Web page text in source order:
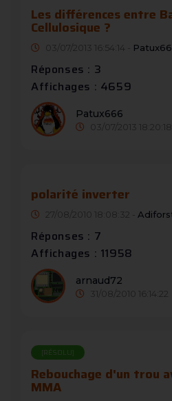
Les différences entre
Cellulosique ?
03/07/2013 16:54:14 -
Réponses : 3
Affichages : 4659
Patux666
03/07/2013 18:20:18
polarité inverter
27/08/2010 18:08:32 -
Réponses : 7
Affichages : 11958
arnaud72
31/08/2010 16:14:22
[RÉSOLU]
Rebouchage d'un trou
MMA